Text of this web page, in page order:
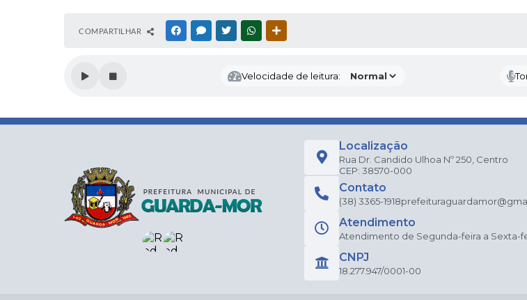
COMPARTILHAR FACEBOOKMESSENGER
TWITTERWHATSAPP
Velocidade de leitura:
Localização
Rua Dr. Candido Ulhoa Nº 250, Centro
CEP: 38570-000
Contato
(38) 3365-1918
Atendimento
Atendimento de Segunda-feira a Sexta-
CNPJ
18.277.947/0001-00